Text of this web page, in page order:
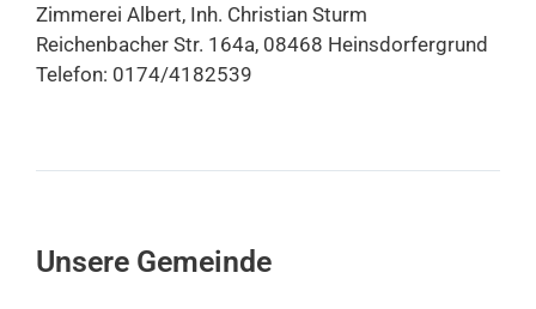
Zimmerei Albert, Inh. Christian Sturm
Reichenbacher Str. 164a, 08468 Heinsdorfergrund
Telefon: 0174/4182539
Unsere Gemeinde